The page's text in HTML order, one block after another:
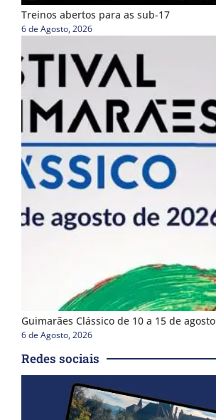
Treinos abertos para as sub-17
6 de Agosto, 2026
Guimarães Clássico de 10 a 15 de agosto
6 de Agosto, 2026
Redes sociais